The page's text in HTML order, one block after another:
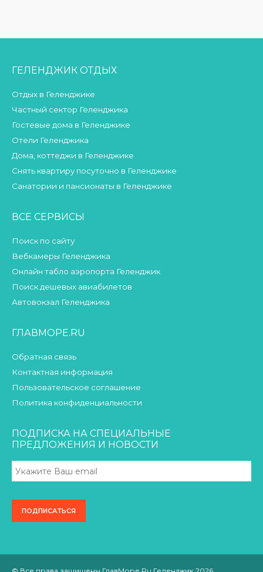
ГЕЛЕНДЖИК ОТДЫХ
Отдых в Геленджике
Частный сектор Геленджика
Гостевые дома в Геленджике
Отели Геленджика
Дома, коттеджи в Геленджике
Снять квартиру посуточно в Геленджике
Санатории и пансионаты в Геленджике
ВСЕ СЕРВИСЫ
Поиск по сайту
Вебкамеры Геленджика
Онлайн табло аэропорта Геленджик
Поиск дешевых авиабилетов
Автовокзал Геленджика
ГЛАВМОРЕ.RU
Обратная связь
Контактная информация
Пользовательское соглашение
Политика конфиденциальности
ПОДПИСКА НА СПЕЦИАЛЬНЫЕ
ПРЕДЛОЖЕНИЯ И НОВОСТИ